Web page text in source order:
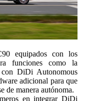
equipados con los
funciones como la
DiDi Autonomous
adicional para que
de manera autónoma.
en integrar DiDi